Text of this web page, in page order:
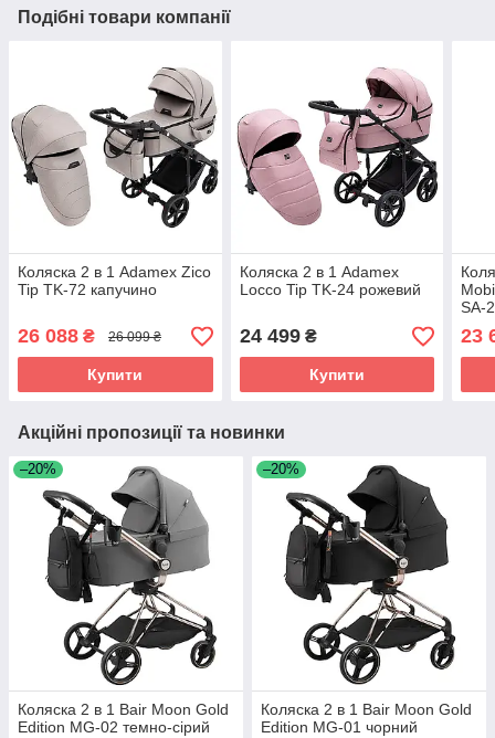
Подібні товари компанії
Коляска 2 в 1 Adamex Zico
Tip TK-72 капучино
26 088 ₴ 26 099 ₴
Купити
Коляска 2 в 1 Adamex
Locco Tip TK-24 рожевий
24 499₴
Купити
SA-
23
Акційні пропозиції та новинки
–20%
Коляска 2 в 1 Bair Moon Gold
Edition MG-02 темно-сірий
–20%
Коляска 2 в 1 Bair Moon Gold
Edition MG-01 чорний